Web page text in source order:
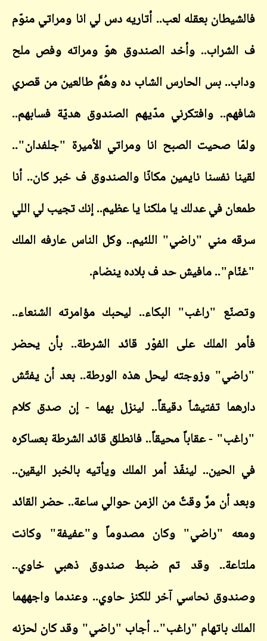
بعقله لعب.. أتاريه دس لي انا ومراتي منوّم
وأخد الصندوق هوّ ومراته وفص ملح
بس الحارس الشاب ده وهُمَّ طالعين من قصري
وافتكرني مدّيهم الصندوق هديّة فسابهم..
صحيت الصبح انا ومراتي الأميرة "جلفدان"..
نفسنا نايمين مكانّا والصندوق ف خبر كان.. أنا
في عدلك يا ملكنا يا عظيم.. إنك تجيب لي اللي
مني "راضي" اللئيم.. وكل الناس عارفه الملك
مافيش حد ف بلاده ينضام.
"راغب" البكاء.. ليحبك مؤامرته الشنعاء..
الملك على الفوْر قائد الشرطة.. بأن يحضر
وزوجته ليحل هذه الورطة.. بعد أن يفتّش
تفتيشاّ دقيقاً.. لينزل بهما - إن صدق كلام
- عقاباً محيقاً.. فانطلق قائد الشرطة بعساكره
لينفّذ أمر الملك ويأتيه بالخبر اليقين..
أن مرَّ وقتٌ من الزمن حوالي ساعة.. حضر القائد
"راضي" وكان مصدوماً و"عفيفة" وكانت
وقد تم ضبط صندوق ذهبي خاوي..
نحاسي آخر للكنز حاوي.. وعندما واجههما
باتهام "راغب".. أجاب "راضي" وقد كان لحزنه